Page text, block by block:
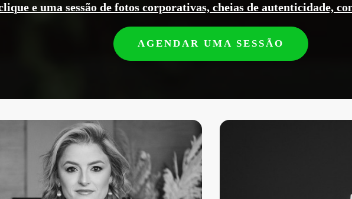
e uma sessão de fotos corporativas, cheias de autenticidade,
AGENDAR UMA SESSÃO